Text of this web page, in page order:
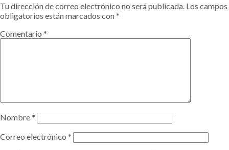
Tu dirección de correo electrónico no será publicada. Los campos
obligatorios están marcados con*
Comentario *
Nombre*
Correo electrónico *